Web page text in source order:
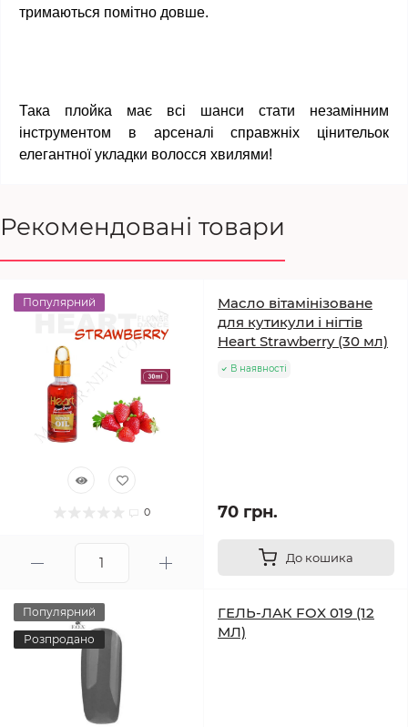
тримаються помітно довше.
Така плойка має всі шанси стати незамінним
інструментом в арсеналі справжніх цінительок
елегантної укладки волосся хвилями!
Рекомендовані товари
Популярний
0
Масло вітамінізоване
для кутикули і нігтів
Heart Strawberry (30 мл)
В наявності
70 грн.
До кошика
Популярний
Розпродано
ГЕЛЬ-ЛАК FOX 019 (12
МЛ)